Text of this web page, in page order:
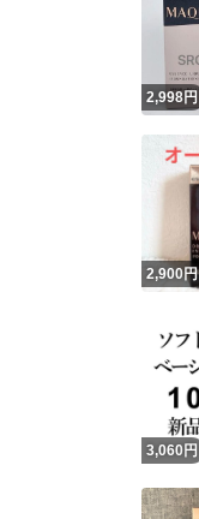
2,998円
2,900円
3,060 円